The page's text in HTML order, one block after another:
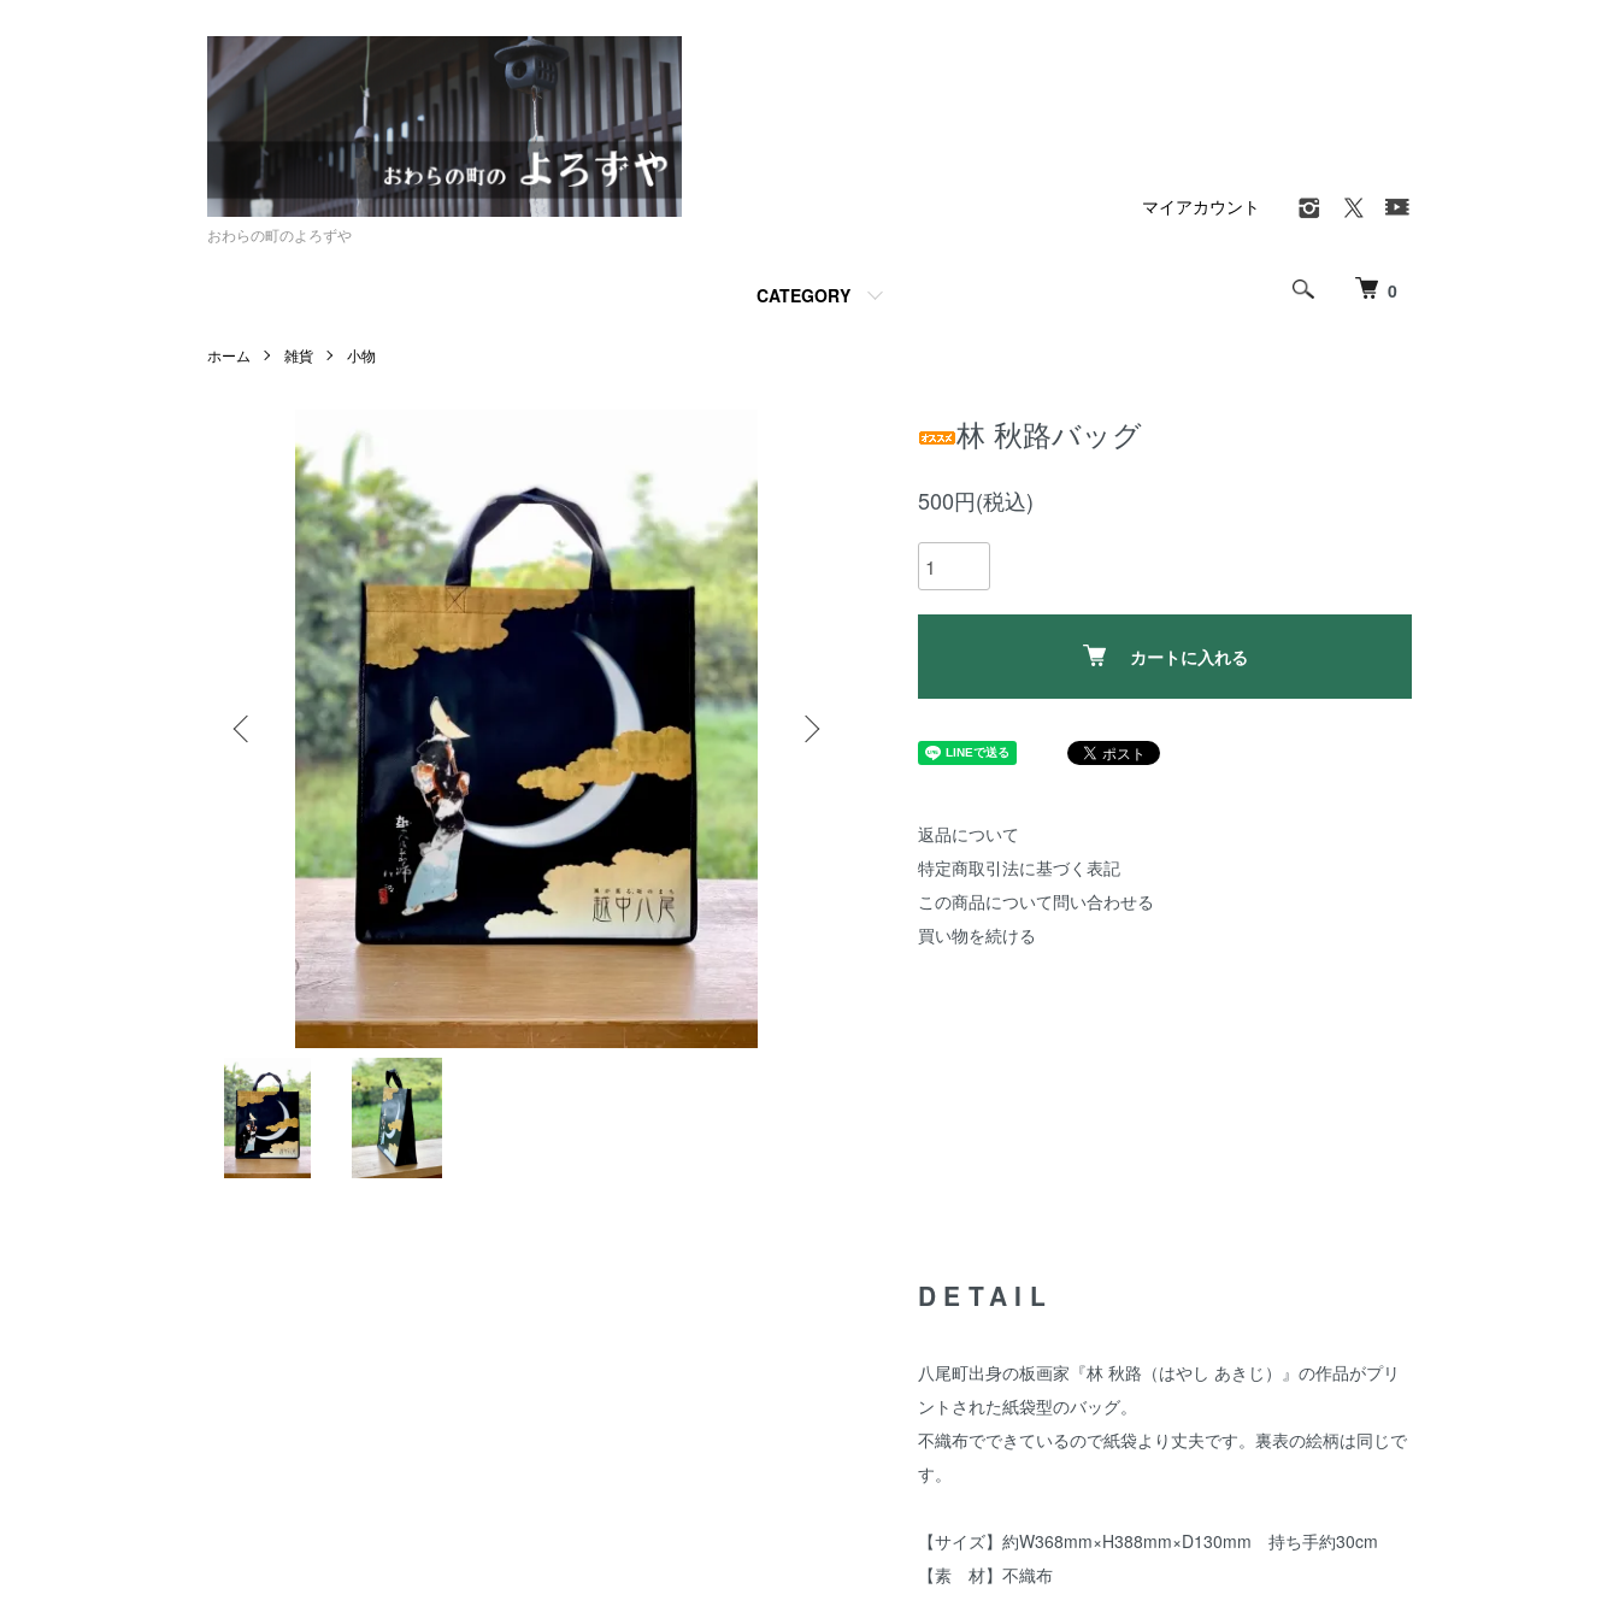
おわらの町のよろずや
0
CATEGORY
マイアカウント
ホーム 雑貨 小物
林 秋路バッグ
500円(税込)
カートに入れる
返品について
特定商取引法に基づく表記
この商品について問い合わせる
買い物を続ける
DETAIL
八尾町出身の板画家『林 秋路（はやし あきじ）』の作品がプリ
ントされた紙袋型のバッグ。
不織布でできているので紙袋より丈夫です。裏表の絵柄は同じで
す。
【サイズ】約W368mm×H388mm×D130mm 持ち手約30cm
【素 材】不織布